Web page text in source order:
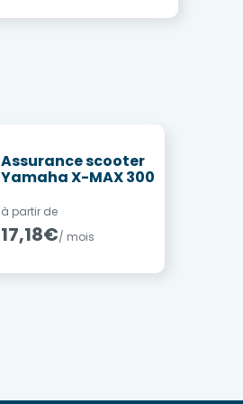
Assurance scooter
Yamaha X-MAX 300
à partir de
17,18€/ mois